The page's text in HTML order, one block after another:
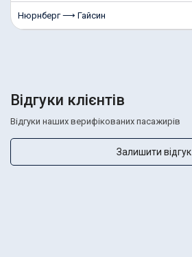
Нюрнберг ⟶ Гайсин
Відгуки клієнтів
Відгуки наших верифікованих пасажирів
Залишити відгук